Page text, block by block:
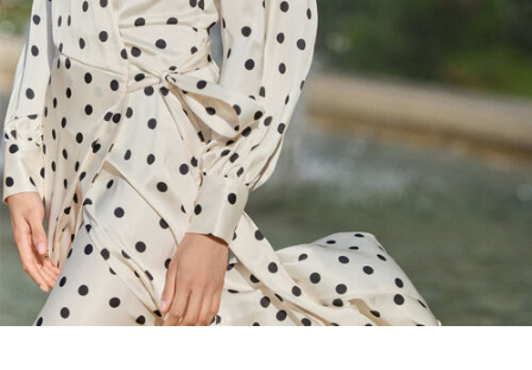
About
Us
Česko
čeština